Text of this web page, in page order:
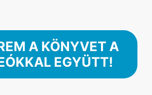
A KÖNYVET A
EGYÜTT!